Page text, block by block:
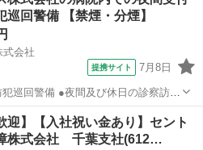
巡回警備 【禁煙・分煙】
式会社
提携サイト 7月8日
休日の診察訪問
迎】【入社祝い金あり】セント
株式会社 千葉支社(612…